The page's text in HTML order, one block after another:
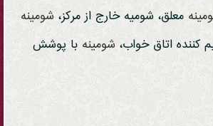
معلق، شومیه خارج از مرکز، شومینه
کننده اتاق خواب، شومینه با پوشش